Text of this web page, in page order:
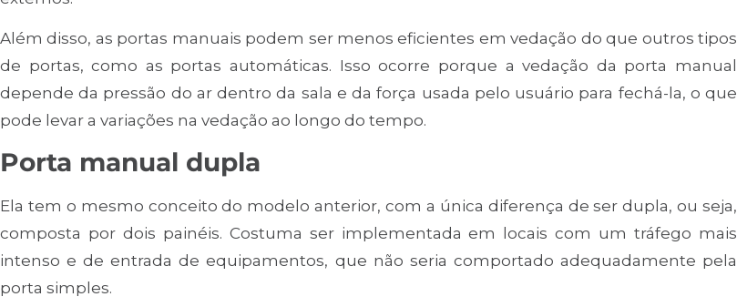
Além disso, as portas manuais podem ser menos eficientes em vedação do que outros tipos
de portas, como as portas automáticas. Isso ocorre porque a vedação da porta manual
depende da pressão do ar dentro da sala e da força usada pelo usuário para fechá-la, o que
pode levar a variações na vedação ao longo do tempo.
Porta manual dupla
Ela tem o mesmo conceito do modelo anterior, com a única diferença de ser dupla, ou seja,
composta por dois painéis. Costuma ser implementada em locais com um tráfego mais
intenso e de entrada de equipamentos, que não seria comportado adequadamente pela
porta simples.